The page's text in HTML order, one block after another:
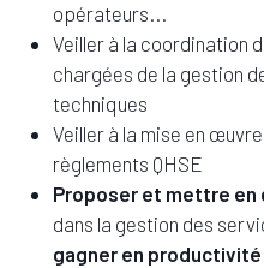
opérateurs...
Veiller à la coordination
chargées de la gestion
techniques
Veiller à la mise en
règlements QHSE
Proposer et mettre
dans la gestion des
gagner en